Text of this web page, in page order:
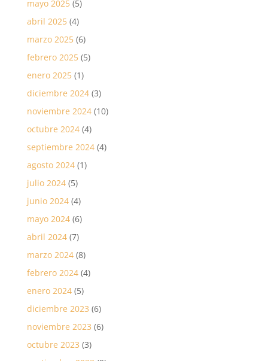
mayo 2025(5)
abril 2025(4)
marzo 2025(6)
febrero 2025(5)
enero 2025(1)
diciembre 2024(3)
noviembre 2024(10)
octubre 2024(4)
septiembre 2024(4)
agosto 2024(1)
julio 2024(5)
junio 2024(4)
mayo 2024(6)
abril 2024(7)
marzo 2024(8)
febrero 2024(4)
enero 2024(5)
diciembre 2023 (6)
noviembre 2023 (6)
octubre 2023 (3)